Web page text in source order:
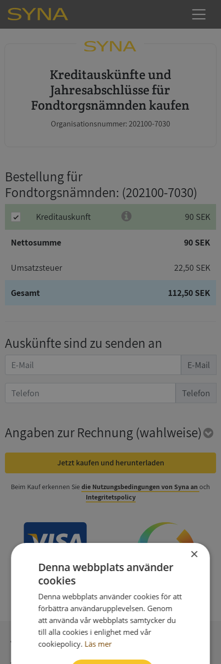
Kreditauskünfte und
Jahresabschlüsse für
Fondtorgsnämnden kaufen
Organisationsnummer: 202100-7030
Bestellung für
Fondtorgsnämnden: (202100-7030)
Kreditauskunft 90 SEK
Nettosumme 90 SEK
Umsatzsteuer 22,50 SEK
Gesamt 112,50 SEK
Auskünfte sind zu senden an
E-Mail
Telefon
Angaben zur Rechnung (wahlweise)
Jetzt kaufen und herunterladen
Beim Kauf erkennen Siedie Nutzungsbedingungen von Syna an och
Integritetspolicy
Sichere Bezahlung mit stripe
×
Denna webbplats använder
cookies
Denna webbplats använder cookies för att
förbättra användarupplevelsen. Genom
att använda vår webbplats samtycker du
till alla cookies i enlighet med vår
cookiepolicy. Läs mer